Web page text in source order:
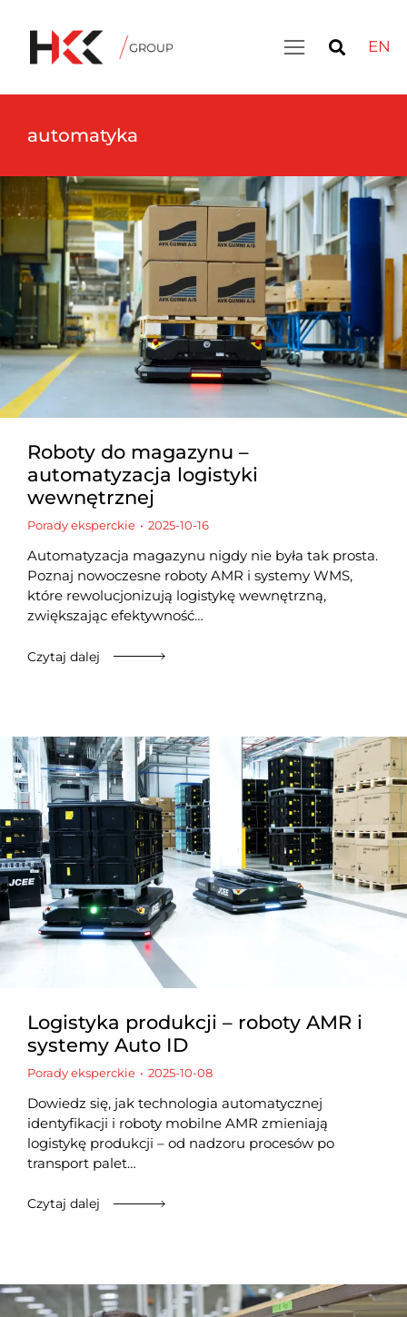
EN
automatyka
Roboty do magazynu –
automatyzacja logistyki
wewnętrznej
Porady eksperckie 2025-10-16
Automatyzacja magazynu nigdy nie była tak prosta.
Poznaj nowoczesne roboty AMR i systemy WMS,
które rewolucjonizują logistykę wewnętrzną,
zwiększając efektywność…
Czytaj dalej
Logistyka produkcji – roboty AMR i
systemy Auto ID
Porady eksperckie 2025-10-08
Dowiedz się, jak technologia automatycznej
identyfikacji i roboty mobilne AMR zmieniają
logistykę produkcji – od nadzoru procesów po
transport palet…
Czytaj dalej